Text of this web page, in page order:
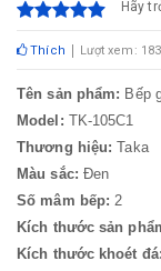
Hãy
Thích Lượt xem:
Tên sản phẩm: Bếp
Model: TK-105C1
Thương hiệu: Taka
Màu sắc: Đen
Số mâm bếp:2
Kích thước sản
Kích thước khoét đá: